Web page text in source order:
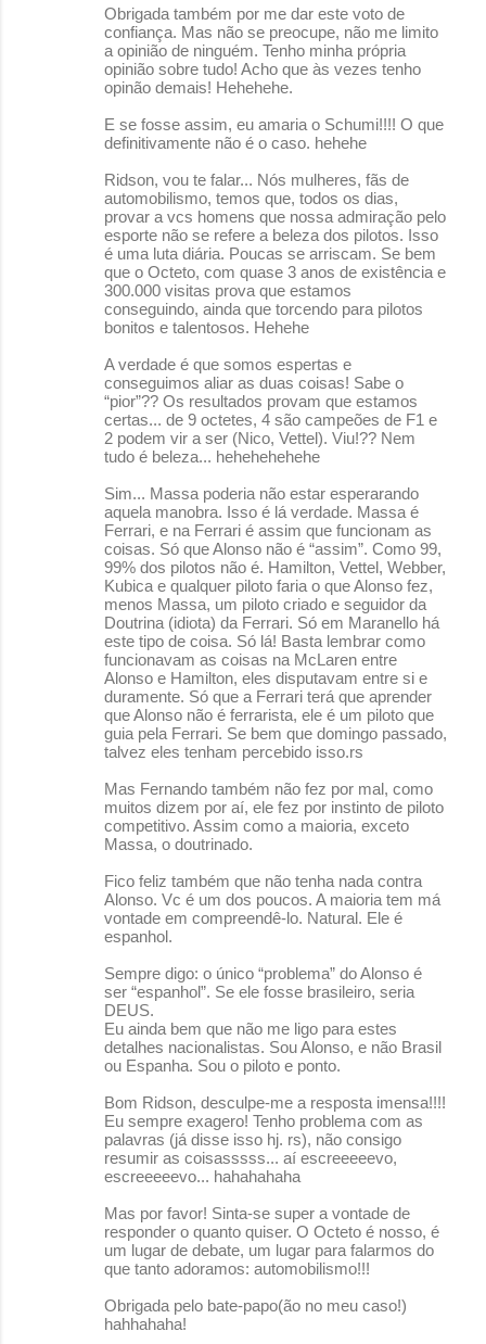
Obrigada também por me dar este voto de
confiança. Mas não se preocupe, não me limito
a opinião de ninguém. Tenho minha própria
opinião sobre tudo! Acho que às vezes tenho
opinão demais! Hehehehe.
E se fosse assim, eu amaria o Schumi!!!! O que
definitivamente não é o caso. hehehe
Ridson, vou te falar... Nós mulheres, fãs de
automobilismo, temos que, todos os dias,
provar a vcs homens que nossa admiração pelo
esporte não se refere a beleza dos pilotos. Isso
é uma luta diária. Poucas se arriscam. Se bem
que o Octeto, com quase 3 anos de existência e
300.000 visitas prova que estamos
conseguindo, ainda que torcendo para pilotos
bonitos e talentosos. Hehehe
A verdade é que somos espertas e
conseguimos aliar as duas coisas! Sabe o
“pior”?? Os resultados provam que estamos
certas... de 9 octetes, 4 são campeões de F1 e
2 podem vir a ser (Nico, Vettel). Viu!?? Nem
tudo é beleza... hehehehehehe
Sim... Massa poderia não estar esperarando
aquela manobra. Isso é lá verdade. Massa é
Ferrari, e na Ferrari é assim que funcionam as
coisas. Só que Alonso não é “assim”. Como 99,
99% dos pilotos não é. Hamilton, Vettel, Webber,
Kubica e qualquer piloto faria o que Alonso fez,
menos Massa, um piloto criado e seguidor da
Doutrina (idiota) da Ferrari. Só em Maranello há
este tipo de coisa. Só lá! Basta lembrar como
funcionavam as coisas na McLaren entre
Alonso e Hamilton, eles disputavam entre si e
duramente. Só que a Ferrari terá que aprender
que Alonso não é ferrarista, ele é um piloto que
guia pela Ferrari. Se bem que domingo passado,
talvez eles tenham percebido isso.rs
Mas Fernando também não fez por mal, como
muitos dizem por aí, ele fez por instinto de piloto
competitivo. Assim como a maioria, exceto
Massa, o doutrinado.
Fico feliz também que não tenha nada contra
Alonso. Vc é um dos poucos. A maioria tem má
vontade em compreendê-lo. Natural. Ele é
espanhol.
Sempre digo: o único “problema” do Alonso é
ser “espanhol”. Se ele fosse brasileiro, seria
DEUS.
Eu ainda bem que não me ligo para estes
detalhes nacionalistas. Sou Alonso, e não Brasil
ou Espanha. Sou o piloto e ponto.
Bom Ridson, desculpe-me a resposta imensa!!!!
Eu sempre exagero! Tenho problema com as
palavras (já disse isso hj. rs), não consigo
resumir as coisasssss... aí escreeeeevo,
escreeeeevo... hahahahaha
Mas por favor! Sinta-se super a vontade de
responder o quanto quiser. O Octeto é nosso, é
um lugar de debate, um lugar para falarmos do
que tanto adoramos: automobilismo!!!
Obrigada pelo bate-papo(ão no meu caso!)
hahhahaha!